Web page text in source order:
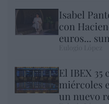
Isabel
con
euros...
El IBEX 35
miércoles
un nuevo